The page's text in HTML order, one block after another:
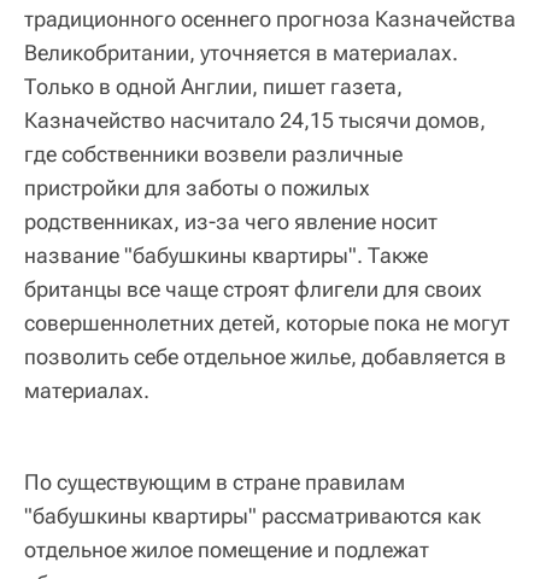
традиционного осеннего прогноза Казначейства
Великобритании, уточняется в материалах.
Только в одной Англии, пишет газета,
Казначейство насчитало 24,15 тысячи домов,
где собственники возвели различные
пристройки для заботы о пожилых
родственниках, из-за чего явление носит
название "бабушкины квартиры". Также
британцы все чаще строят флигели для своих
совершеннолетних детей, которые пока не могут
позволить себе отдельное жилье, добавляется в
материалах.
По существующим в стране правилам
"бабушкины квартиры" рассматриваются как
отдельное жилое помещение и подлежат